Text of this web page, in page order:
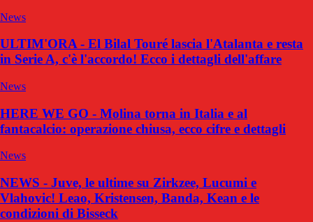
News
ULTIM'ORA - El Bilal Touré lascia l'Atalanta e resta
in Serie A, c'è l'accordo! Ecco i dettagli dell'affare
News
HERE WE GO - Molina torna in Italia e al
fantacalcio: operazione chiusa, ecco cifre e dettagli
News
NEWS - Juve, le ultime su Zirkzee, Lucumi e
Vlahovic! Leao, Kristensen, Banda, Kean e le
condizioni di Bisseck